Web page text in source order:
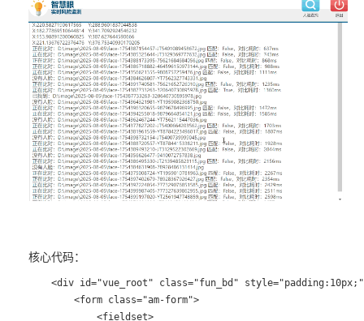
核心代码：
<div id="vue_root" class="fun_bd"
        <form class="am-form">
            <fieldset>